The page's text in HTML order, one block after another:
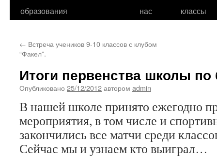
образования
нас
классы
← Встреча учеников 9-10 классов с клубом
“Факел”.
Итоги первенства школы по
Опубликовано 25/12/2012автором admin
В нашей школе принято ежегодно
мероприятия, в том числе и
закончились все матчи среди
Сейчас мы и узнаем кто выиграл…